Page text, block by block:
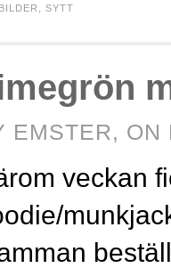
SYTT
EMSTER,
veckan